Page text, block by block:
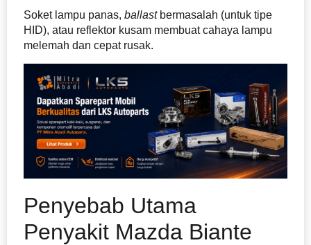
Soket lampu panas, ballast bermasalah (untuk tipe
HID), atau reflektor kusam membuat cahaya lampu
melemah dan cepat rusak.
Penyebab Utama
Penyakit Mazda Biante